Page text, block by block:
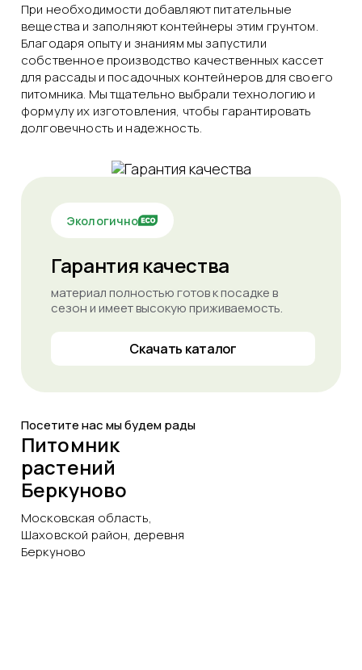
При необходимости добавляют питательные
вещества и заполняют контейнеры этим грунтом.
Благодаря опыту и знаниям мы запустили
собственное производство качественных кассет
для рассады и посадочных контейнеров для своего
питомника. Мы тщательно выбрали технологию и
формулу их изготовления, чтобы гарантировать
долговечность и надежность.
Экологично
Гарантия качества
материал полностью готов к посадке в
сезон и имеет высокую приживаемость.
Скачать каталог
Посетите нас мы будем рады
Питомник
растений
Беркуново
Московская область,
Шаховской район, деревня
Беркуново